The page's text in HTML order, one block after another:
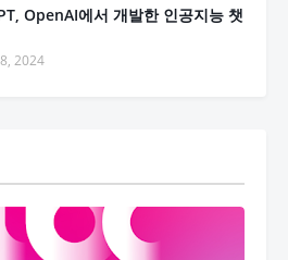
OpenAI에서 개발한 인공지능 챗
2024